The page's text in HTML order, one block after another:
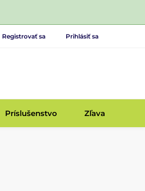
Registrovať sa Prihlásiť sa
Príslušenstvo Zľava